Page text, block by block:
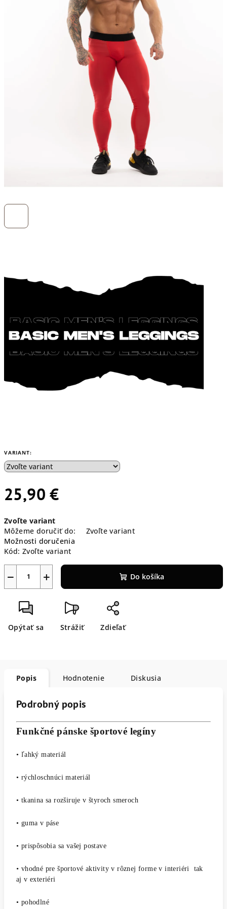
VARIANT:
25,90 €
cena:
Zvoľte variant
Môžeme doručiť do:
Zvoľte variant
Možnosti doručenia
Kód: Zvoľte variant
+
− Do košíka
Opýtať sa Strážiť Zdieľať
Popis Hodnotenie Diskusia
Podrobný popis
Funkčné pánske športové legíny
• ľahký materiál
• rýchloschnúci materiál
• tkanina sa rozširuje v štyroch smeroch
• guma v páse
• prispôsobia sa vašej postave
• vhodné pre športové aktivity v rôznej formev interiéri tak
aj v exteriéri
• pohodlné